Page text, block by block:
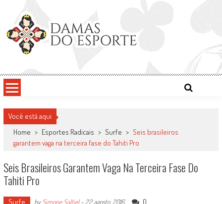
content
Damas do Esporte
Você está aqui
Home > Esportes Radicais > Surfe > Seis brasileiros
garantem vaga na terceira fase do Tahiti Pro
Seis Brasileiros Garantem Vaga Na Terceira Fase Do
Tahiti Pro
Surfe bySimone Saltiel- 22 agosto, 2016 0